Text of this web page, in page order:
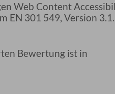
Web Content
EN 301 549, Version
Bewertung ist in